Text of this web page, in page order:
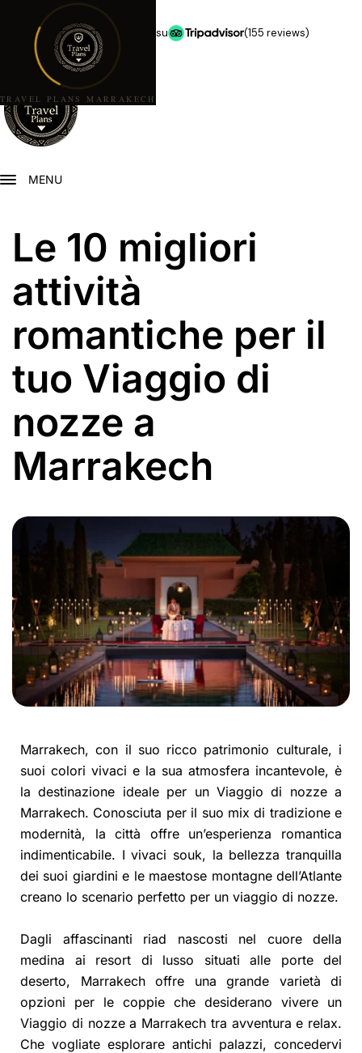
TRAVEL PLANS MARRAKECH
★★★★★ 5,0 stelle su (155 reviews)
MENU
Le 10 migliori
attività
romantiche per il
tuo Viaggio di
nozze a
Marrakech
Marrakech, con il suo ricco patrimonio culturale, i
suoi colori vivaci e la sua atmosfera incantevole, è
la destinazione ideale per un Viaggio di nozze a
Marrakech. Conosciuta per il suo mix di tradizione e
modernità, la città offre un’esperienza romantica
indimenticabile. I vivaci souk, la bellezza tranquilla
dei suoi giardini e le maestose montagne dell’Atlante
creano lo scenario perfetto per un viaggio di nozze.
Dagli affascinanti riad nascosti nel cuore della
medina ai resort di lusso situati alle porte del
deserto, Marrakech offre una grande varietà di
opzioni per le coppie che desiderano vivere un
Viaggio di nozze a Marrakech tra avventura e relax.
Che vogliate esplorare antichi palazzi, concedervi